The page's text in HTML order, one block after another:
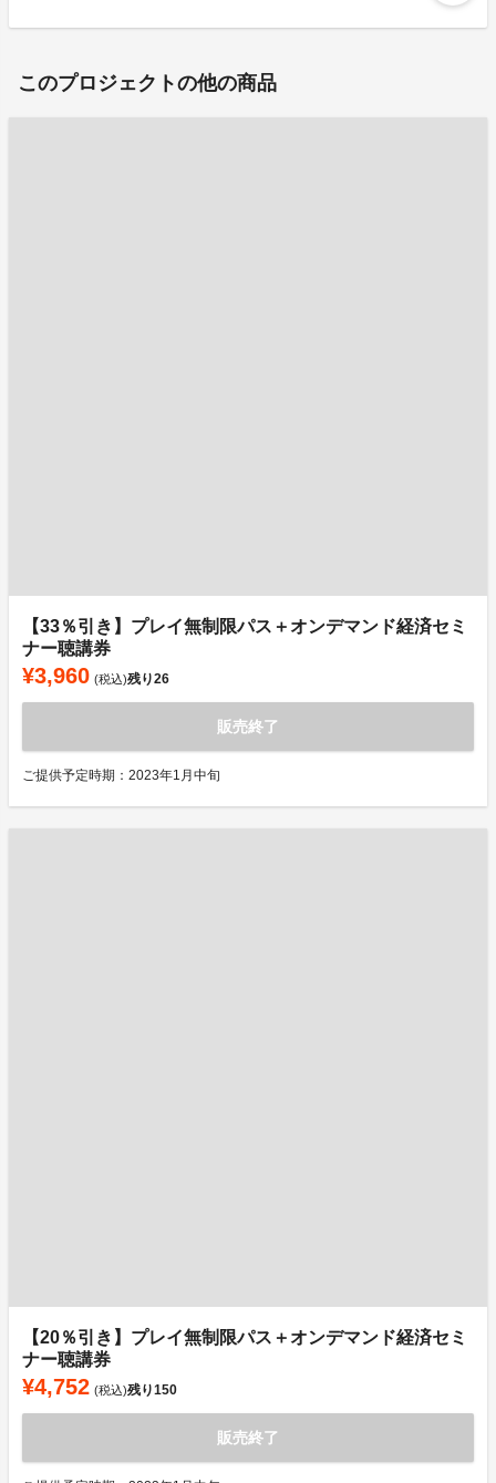
このプロジェクトの他の商品
【33％引き】プレイ無制限パス＋オンデマンド経済セミ
ナー聴講券
¥3,960 (税込)残り26
販売終了
ご提供予定時期：2023年1月中旬
【20％引き】プレイ無制限パス＋オンデマンド経済セミ
ナー聴講券
¥4,752 (税込)残り150
販売終了